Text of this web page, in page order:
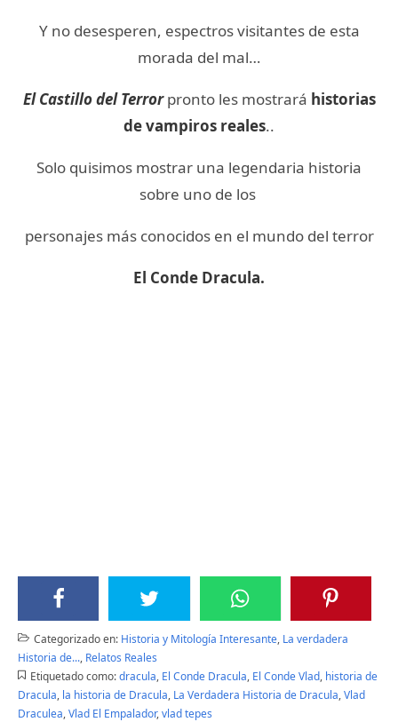
Y no desesperen, espectros visitantes de esta
morada del mal…
El Castillo del Terrorpronto les mostrará historias
de vampiros reales..
Solo quisimos mostrar una legendaria historia
sobre uno de los
personajes más conocidos en el mundo del terror
El Conde Dracula.
Categorizado en: Historia y Mitología Interesante, La verdadera
Historia de..., Relatos Reales
Etiquetado como: dracula, El Conde Dracula, El Conde Vlad, historia de
Dracula, la historia de Dracula, La Verdadera Historia de Dracula,Vlad
Draculea,Vlad El Empalador,vlad tepes